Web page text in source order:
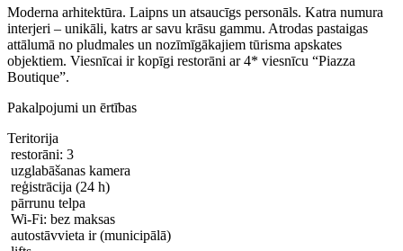
Moderna arhitektūra. Laipns un atsaucīgs personāls. Katra numura
interjeri – unikāli, katrs ar savu krāsu gammu. Atrodas pastaigas
attālumā no pludmales un nozīmīgākajiem tūrisma apskates
objektiem. Viesnīcai ir kopīgi restorāni ar 4* viesnīcu “Piazza
Boutique”.
Pakalpojumi un ērtības
Teritorija
restorāni: 3
uzglabāšanas kamera
reģistrācija (24 h)
pārrunu telpa
Wi-Fi: bez maksas
autostāvvieta ir (municipālā)